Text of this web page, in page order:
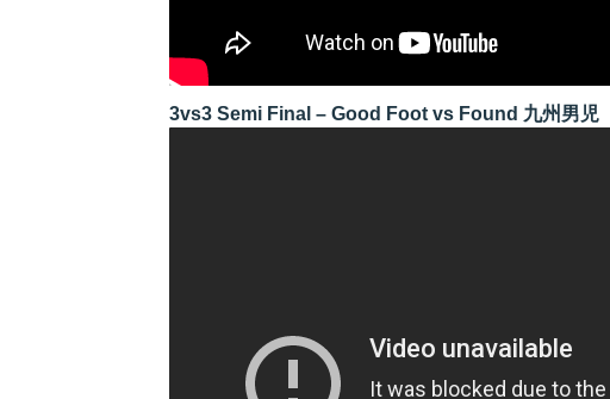
3vs3 Semi Final – Good Foot vs Found 九州男児